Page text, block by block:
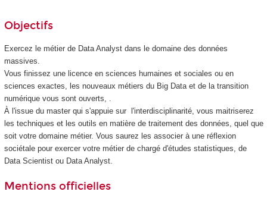
Objectifs
Exercez le métier de Data Analyst dans le domaine des données
massives.
Vous finissez une licence en sciences humaines et sociales ou en
sciences exactes, les nouveaux métiers du Big Data et de la transition
numérique vous sont ouverts, .
À l'issue du master qui s'appuie sur l'interdisciplinarité, vous maitriserez
les techniques et les outils en matière de traitement des données, quel que
soit votre domaine métier. Vous saurez les associer à une réflexion
sociétale pour exercer votre métier de chargé d'études statistiques, de
Data Scientist ou Data Analyst.
Mentions officielles